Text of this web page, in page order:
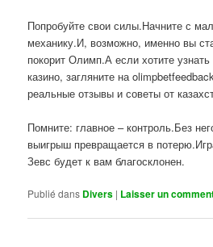
Попробуйте свои силы.Начните с
механику.И, возможно, именно вы
покорит Олимп.А если хотите
казино, загляните на
реальные отзывы и советы от
Помните: главное – контроль.Без
выигрыш превращается в
Зевс будет к вам благосклонен.
Publié dans Divers | Laisser un